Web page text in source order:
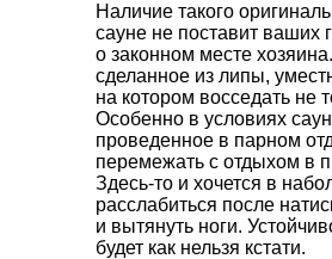
Наличие такого
сауне не поставит ваших
о законном месте
сделанное из липы,
на котором восседать не
Особенно в условиях
проведенное в парном
перемежать с отдыхом в
Здесь-то и хочется в
расслабиться после
и вытянуть ноги.
будет как нельзя кстати.